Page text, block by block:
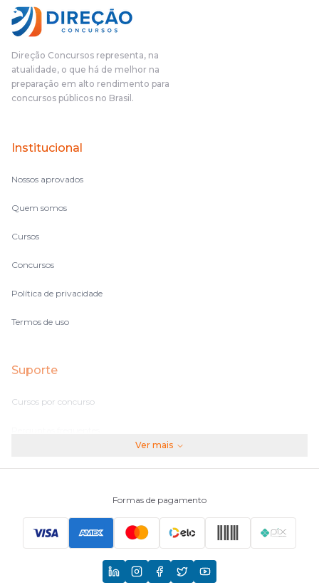
Direção Concursos representa, na
atualidade, o que há de melhor na
preparação em alto rendimento para
concursos públicos no Brasil.
Institucional
Nossos aprovados
Quem somos
Cursos
Concursos
Política de privacidade
Termos de uso
Suporte
Cursos por concurso
Principais Concursos
Ver mais
Formas de pagamento